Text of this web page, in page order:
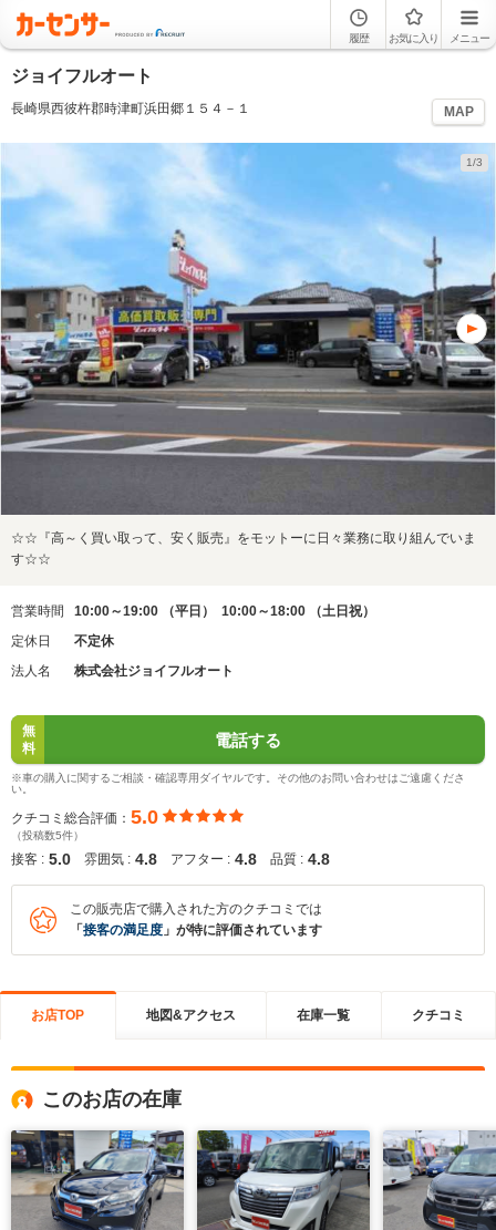
履歴 お気に入り メニュー
ジョイフルオート
長崎県西彼杵郡時津町浜田郷１５４－１ MAP
1/3
☆☆『高～く買い取って、安く販売』をモットーに日々業務に取り組んでいま
す☆☆
営業時間
10:00～19:00 （平日） 10:00～18:00 （土日祝）
定休日
不定休
法人名
株式会社ジョイフルオート
無
料
電話する
※車の購入に関するご相談・確認専用ダイヤルです。その他のお問い合わせはご遠慮くださ
い。
クチコミ総合評価： 5.0
（投稿数5件）
接客 : 5.0 雰囲気 : 4.8 アフター : 4.8 品質 : 4.8
この販売店で購入された方のクチコミでは
「 接客の満足度 」が特に評価されています
お店TOP 地図&アクセス 在庫一覧 クチコミ
このお店の在庫